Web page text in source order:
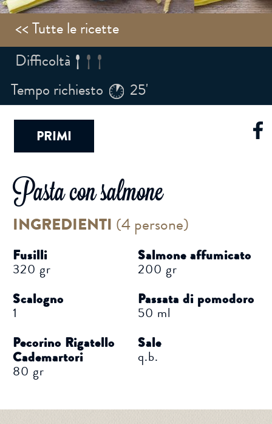
<< Tutte le ricette
Difficoltà
Tempo richiesto
25'
PRIMI
Pasta con salmone
INGREDIENTI (4 persone)
Fusilli
320 gr
Salmone affumicato
200 gr
Scalogno
1
Passata di pomodoro
50 ml
Pecorino Rigatello
Cademartori
80 gr
Sale
q.b.